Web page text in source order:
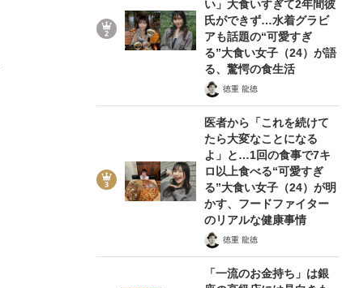
い」大食いすぎて2年間彼
氏ができず…水着グラビ
アも話題の“可愛すぎ
る”大食い女子（24）が語
る、驚愕の食生活
徳重 龍徳
医者から「これを続けて
たら大変なことになる
よ」と…1回の食事で7キ
ロ以上食べる“可愛すぎ
る”大食い女子（24）が明
かす、フードファイター
のリアルな健康事情
徳重 龍徳
「一流のお金持ち」は銀